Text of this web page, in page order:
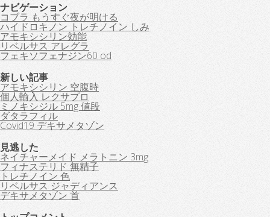
ナビゲーション
コブラ もうすぐ夜が明ける
ハイドロキノン トレチノイン しみ
アモキシシリン効能
リベルサス アレグラ
フェキソフェナジン60 od
新しい記事
アモキシシリン 空腹時
個人輸入 レクサプロ
ミノキシジル 5mg 値段
ダタラフィル
Covid19 デキサメタゾン
見逃した
ネイチャーメイド メラトニン 3mg
フィナステリド 無精子
トレチノイン 色
リベルサス ジャディアンス
デキサメタゾン 首